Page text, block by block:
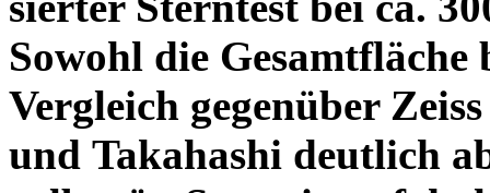
Sowohl die
Vergleich gegenüber Zeiss
und Takahashi deutlich